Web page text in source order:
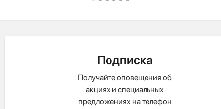
Подписка
Получайте оповещения об
акциях и специальных
предложениях на телефон